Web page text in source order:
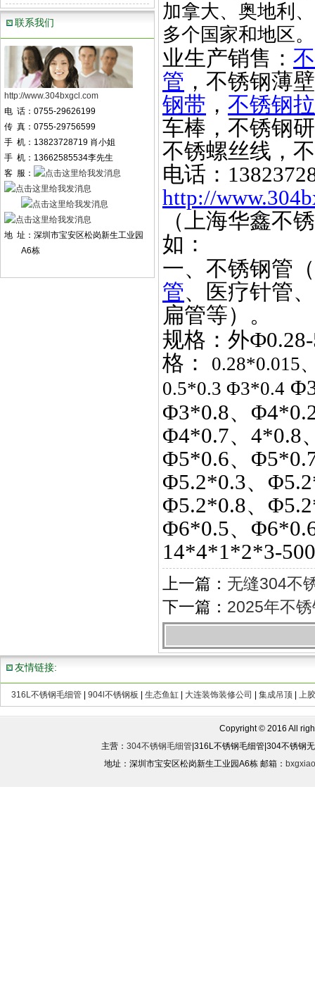
联系我们
http://www.304bxgcl.com
电 话：0755-29626199
传 真：0755-29756599
手 机：13823728719 肖小姐
手 机：13662585534李先生
客 服：
地 址：深圳市宝安区松岗新生工业园
A6栋
加拿大、奥地利
多个国家和地区。
业生产销售：
管 ，不锈钢薄
钢带 ， 不锈钢
车棒，不锈钢
不锈螺丝线，
电话：
http://
（上海华鑫不
如：
一、不锈钢管
管、医疗针管
扁管等）。
规格：外
格：
0.28*0.015
0.5*0.3 Φ3*0.4
Φ3*0.8、
Φ4*0.7、4*0.8
Φ5*0.6、
Φ5.2*0.3、
Φ5.2*0.8、
Φ6*0.5、
14*4*1*2*3-
上一篇： 无缝304不
下一篇： 2025年不
友情链接:
316L不锈钢毛细管| 904l不锈钢板 生态鱼缸| 大连装饰装修公司 集成吊顶| 上
Copyright © 2016 All
主营： 304不锈钢毛细管|316L不锈钢毛细管|304不锈钢
地址：深圳市宝安区松岗新生工业园A6栋 邮箱：